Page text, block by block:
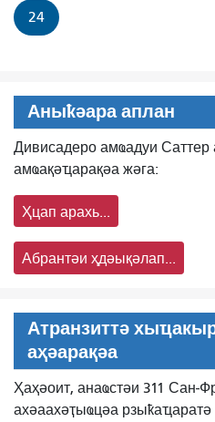
24
Аныҟәара аплан
Дивисадеро амҩадуи
амҩақәҵарақәа жәга:
Ҳцап арахь...
Абрантәи ҳдәықәлап...
Атранзиттә
аҳәарақәа
Ҳаҳәоит, анаҩстәи 311 Сан-
ахәаахәҭыҩцәа